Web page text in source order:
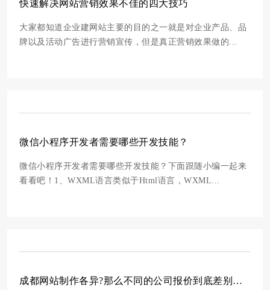
快速解决网站营销效果不佳的四大技巧
大家都知道企业建网站主要的目的之一就是对企业产品、品
牌以及活动广告进行营销宣传，但是真正营销效果做的...
微信小程序开发者需要哪些开发技能？
微信小程序开发者需要哪些开发技能？下面跟随小编一起来
看看吧！1、WXML语言类似于Html语言，WXML...
成都网站制作各异?那么不同的公司报价到底差别在哪里?